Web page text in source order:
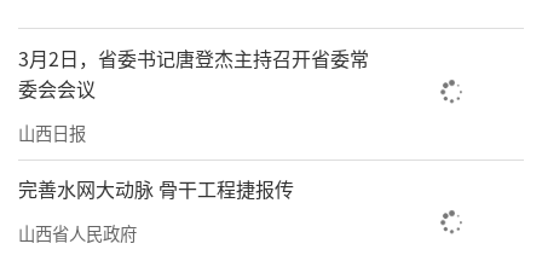
3月2日，省委书记唐登杰主持召开省委常
委会会议
山西日报
完善水网大动脉 骨干工程捷报传
山西省人民政府